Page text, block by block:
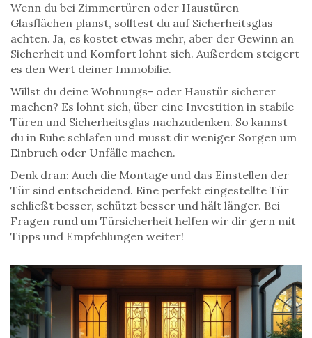
Wenn du bei Zimmertüren oder Haustüren
Glasflächen planst, solltest du auf Sicherheitsglas
achten. Ja, es kostet etwas mehr, aber der Gewinn an
Sicherheit und Komfort lohnt sich. Außerdem steigert
es den Wert deiner Immobilie.
Willst du deine Wohnungs- oder Haustür sicherer
machen? Es lohnt sich, über eine Investition in stabile
Türen und Sicherheitsglas nachzudenken. So kannst
du in Ruhe schlafen und musst dir weniger Sorgen um
Einbruch oder Unfälle machen.
Denk dran: Auch die Montage und das Einstellen der
Tür sind entscheidend. Eine perfekt eingestellte Tür
schließt besser, schützt besser und hält länger. Bei
Fragen rund um Türsicherheit helfen wir dir gern mit
Tipps und Empfehlungen weiter!